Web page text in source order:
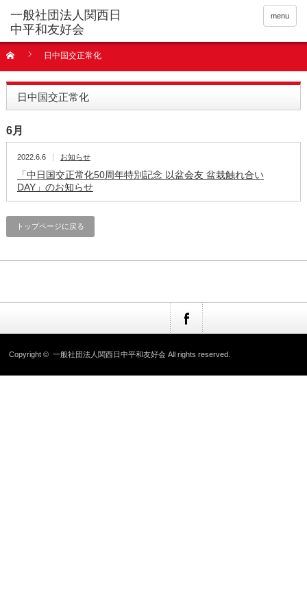
menu
日中国交正常化
日中国交正常化
6月
2022.6.6 お知らせ
「中日国交正常化50周年特別記念 以盆会友 盆栽触れ合い
DAY」のお知らせ
トップページに戻る
Copyright ©一般社団法人関西日中平和友好会 All rights reserved.